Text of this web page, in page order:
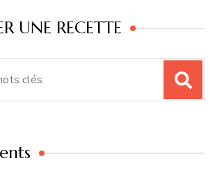
UNE RECETTE